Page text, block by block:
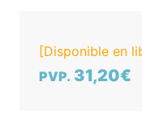
[Disponible en
PVP. 31,20€